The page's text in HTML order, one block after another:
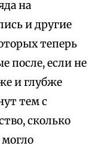
на
и другие
теперь
после, если не
и глубже
тем с
сколько